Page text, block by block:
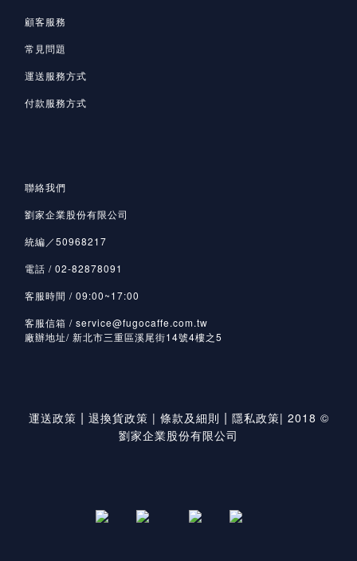
顧客服務
常見問題
運送服務方式
付款服務方式
聯絡我們
劉家企業股份有限公司
統編／50968217
電話 / 02-82878091
客服時間 / 09:00~17:00
客服信箱 / service@fugocaffe.com.tw
廠辦地址/ 新北市三重區溪尾街14號4樓之5
運送政策 | 退換貨政策 | 條款及細則 | 隱私政策| 2018 ©
劉家企業股份有限公司